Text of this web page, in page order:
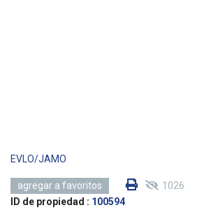
EVLO/JAMO
agregar a favoritos 1026
ID de propiedad : 100594